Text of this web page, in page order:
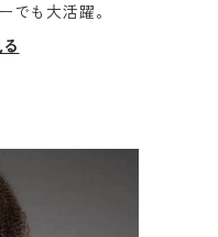
でも大活躍。